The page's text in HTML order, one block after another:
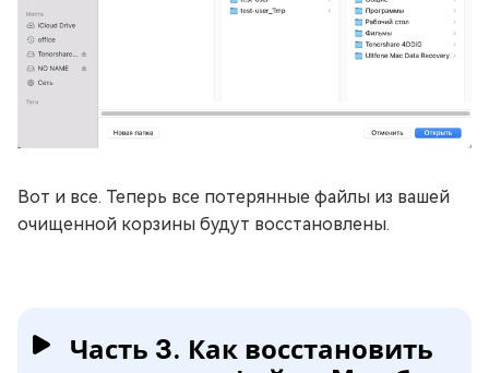
Вот и все. Теперь все потерянные файлы из вашей
очищенной корзины будут восстановлены.
Часть 3. Как восстановить